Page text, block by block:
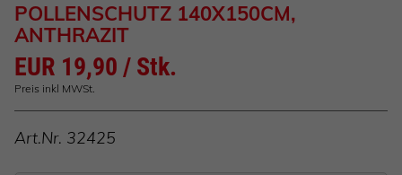
POLLENSCHUTZ 140X150CM,
ANTHRAZIT
EUR 19,90 / Stk.
Preis inkl MWSt.
Art.Nr. 32425